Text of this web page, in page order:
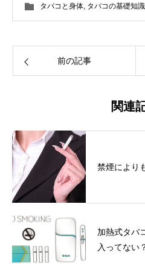
タバコと身体, タバコの基礎知識
前の記事
関連
禁煙により
加熱式タバ
入ってない